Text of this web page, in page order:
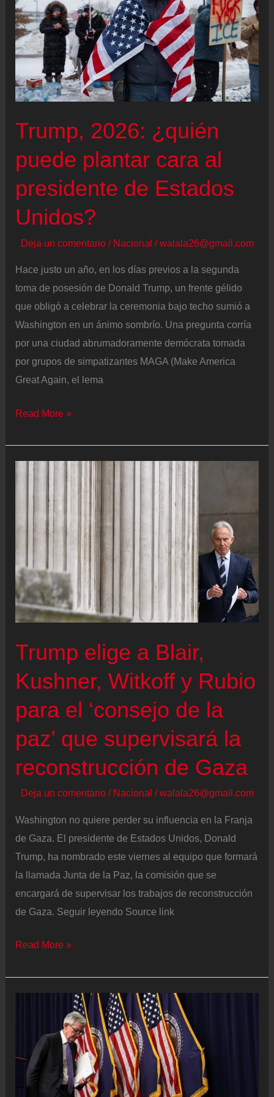
empresa
conjunta
que
le
permita
Unidos
Trump, 2026: ¿quién
puede plantar cara al
presidente de Estados
Unidos?
Deja un comentario / Nacional /walala26@gmail.com
Hace justo un año, en los días previos a la segunda
toma de posesión de Donald Trump, un frente gélido
que obligó a celebrar la ceremonia bajo techo sumió a
Washington en un ánimo sombrío. Una pregunta corría
por una ciudad abrumadoramente demócrata tomada
por grupos de simpatizantes MAGA (Make America
Great Again, el lema
Trump,
¿quién
puede
plantar
Estados
Unidos?
Read More »
Trump elige a Blair,
Kushner, Witkoff y Rubio
para el ‘consejo de la
paz’ que supervisará la
reconstrucción de Gaza
Deja un comentario / Nacional /walala26@gmail.com
Washington no quiere perder su influencia en la Franja
de Gaza. El presidente de Estados Unidos, Donald
Trump, ha nombrado este viernes al equipo que formará
la llamada Junta de la Paz, la comisión que se
encargará de supervisar los trabajos de reconstrucción
de Gaza. Seguir leyendo Source link
Trump
a
Witkoff
y
Rubio
Read More »